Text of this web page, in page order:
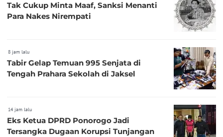
Tak Cukup Minta Maaf, Sanksi Menanti
Para Nakes Nirempati
8 jam lalu
Tabir Gelap Temuan 995 Senjata di
Tengah Prahara Sekolah di Jaksel
14 jam lalu
Eks Ketua DPRD Ponorogo Jadi
Tersangka Dugaan Korupsi Tunjangan